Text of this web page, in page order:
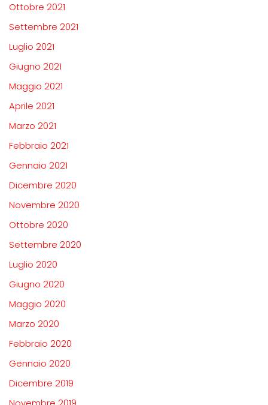
Ottobre 2021
Settembre 2021
Luglio 2021
Giugno 2021
Maggio 2021
Aprile 2021
Marzo 2021
Febbraio 2021
Gennaio 2021
Dicembre 2020
Novembre 2020
Ottobre 2020
Settembre 2020
Luglio 2020
Giugno 2020
Maggio 2020
Marzo 2020
Febbraio 2020
Gennaio 2020
Dicembre 2019